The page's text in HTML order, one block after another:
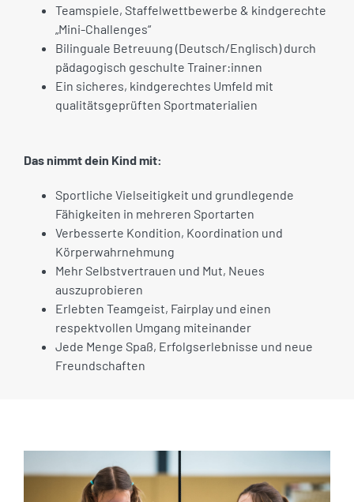
Teamspiele, Staffelwettbewerbe & kindgerechte
„Mini-Challenges“
Bilinguale Betreuung (Deutsch/Englisch) durch
pädagogisch geschulte Trainer:innen
Ein sicheres, kindgerechtes Umfeld mit
qualitätsgeprüften Sportmaterialien
Das nimmt dein Kind mit:
Sportliche Vielseitigkeit und grundlegende
Fähigkeiten in mehreren Sportarten
Verbesserte Kondition, Koordination und
Körperwahrnehmung
Mehr Selbstvertrauen und Mut, Neues
auszuprobieren
Erlebten Teamgeist, Fairplay und einen
respektvollen Umgang miteinander
Jede Menge Spaß, Erfolgserlebnisse und neue
Freundschaften